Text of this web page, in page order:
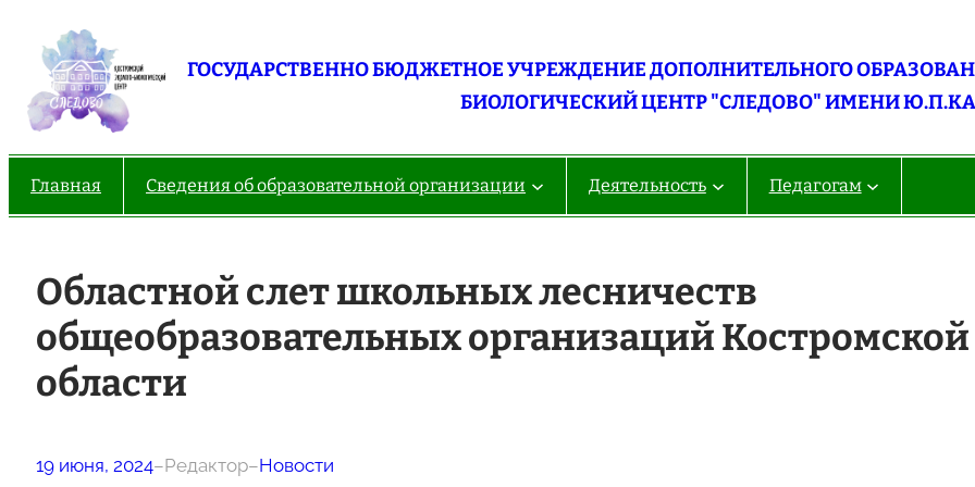
содержимому
ГОСУДАРСТВЕННО БЮДЖЕТНОЕ УЧРЕЖДЕНИЕ ДОПОЛНИТЕЛЬНОГО
БИОЛОГИЧЕСКИЙ ЦЕНТР "СЛЕДОВО" ИМЕНИ
Главная Сведения об образовательной организации Деятельность Педагогам
Областной слет школьных лесничеств
общеобразовательных организаций Костромской
области
19 июня, 2024–Редактор–Новости